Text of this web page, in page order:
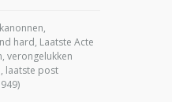
hard, Laatste Acte
verongelukken
laatste post